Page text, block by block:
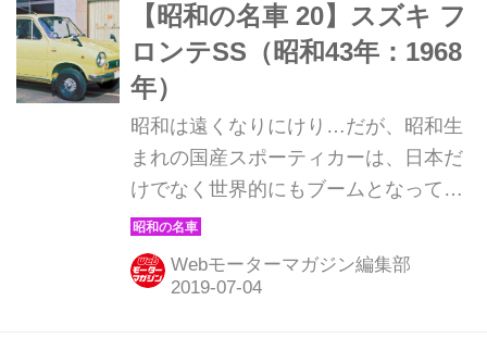
【昭和の名車 20】スズキ フ
ロンテSS（昭和43年：1968
年）
昭和は遠くなりにけり…だが、昭和生
まれの国産スポーティカーは、日本だ
けでなく世界的にもブームとなってい
る。そんな昭和の名車たちを時系列で
紹介していこう。1968年発売のスズキ
フロンテSS。
Webモーターマガジン編集部